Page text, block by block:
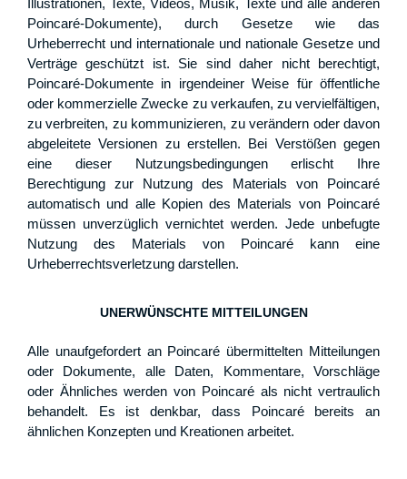
Illustrationen, Texte, Videos, Musik, Texte und alle anderen
Poincaré-Dokumente), durch Gesetze wie das
Urheberrecht und internationale und nationale Gesetze und
Verträge geschützt ist. Sie sind daher nicht berechtigt,
Poincaré-Dokumente in irgendeiner Weise für öffentliche
oder kommerzielle Zwecke zu verkaufen, zu vervielfältigen,
zu verbreiten, zu kommunizieren, zu verändern oder davon
abgeleitete Versionen zu erstellen. Bei Verstößen gegen
eine dieser Nutzungsbedingungen erlischt Ihre
Berechtigung zur Nutzung des Materials von Poincaré
automatisch und alle Kopien des Materials von Poincaré
müssen unverzüglich vernichtet werden. Jede unbefugte
Nutzung des Materials von Poincaré kann eine
Urheberrechtsverletzung darstellen.
UNERWÜNSCHTE MITTEILUNGEN
Alle unaufgefordert an Poincaré übermittelten Mitteilungen
oder Dokumente, alle Daten, Kommentare, Vorschläge
oder Ähnliches werden von Poincaré als nicht vertraulich
behandelt. Es ist denkbar, dass Poincaré bereits an
ähnlichen Konzepten und Kreationen arbeitet.